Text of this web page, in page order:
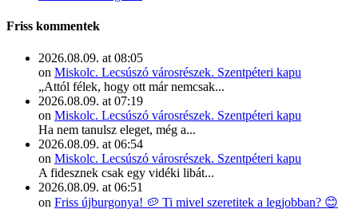
Friss kommentek
2026.08.09. at 08:05
on Miskolc. Lecsúszó városrészek. Szentpéteri kapu
„Attól félek, hogy ott már nemcsak...
2026.08.09. at 07:19
on Miskolc. Lecsúszó városrészek. Szentpéteri kapu
Ha nem tanulsz eleget, még a...
2026.08.09. at 06:54
on Miskolc. Lecsúszó városrészek. Szentpéteri kapu
A fidesznek csak egy vidéki libát...
2026.08.09. at 06:51
on Friss újburgonya! 🥔 Ti mivel szeretitek a legjobban? 😊